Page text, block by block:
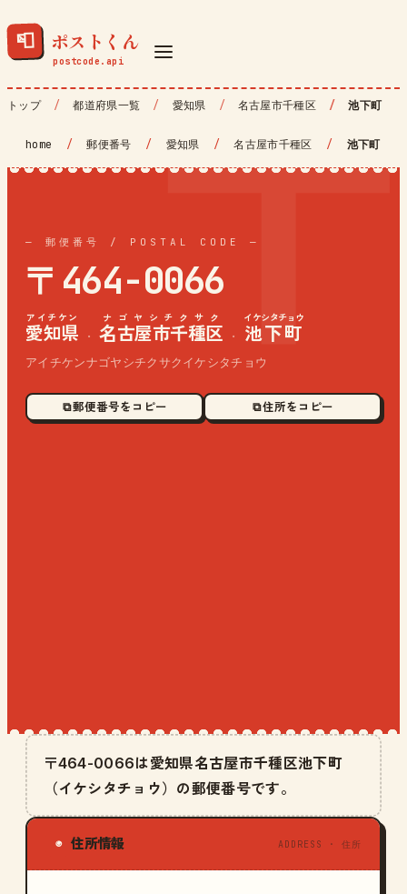
📮 ポストくん
トップ 都道府県一覧 愛知県 名古屋市千種区 池下町
home / 郵便番号 / 愛知県 / 名古屋市千種区 / 池下町
— 郵便番号 / POSTAL CODE —
〒464-0066
愛知県
アイチケン
· 名古屋市千種区
ナゴヤシチクサク
· 池下町
イケシタチョウ
アイチケンナゴヤシチクサクイケシタチョウ
⧉ 郵便番号をコピー ⧉ 住所をコピー
〒464-0066は愛知県名古屋市千種区池下町
（イケシタチョウ）の郵便番号です。
◉ 住所情報 ADDRESS · 住所